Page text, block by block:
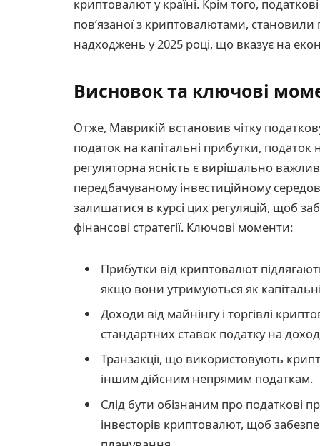
криптовалют у країні. Крім того,
пов’язаної з криптовалютами,
надходжень у 2025 році, що вказує на
Висновок та ключові
Отже, Маврикій встановив чітку
податок на капітальні прибутки,
регуляторна ясність є вирішально
передбачуваному інвестиційному
залишатися в курсі цих регуляцій, щоб
фінансові стратегії. Ключові моменти:
Прибутки від криптовалют
якщо вони утримуються як
Доходи від майнінгу і торгівлі
стандартних ставок податку на
Транзакції, що використовують
іншим дійсним непрямим податкам.
Слід бути обізнаним про податкові
інвесторів криптовалют, щоб